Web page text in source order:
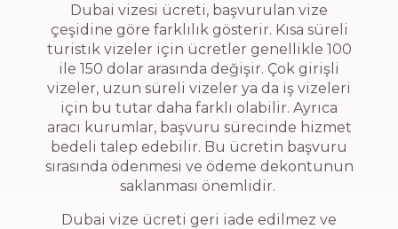
Dubai vizesi ücreti, başvurulan vize
çeşidine göre farklılık gösterir. Kısa süreli
turistik vizeler için ücretler genellikle 100
ile 150 dolar arasında değişir. Çok girişli
vizeler, uzun süreli vizeler ya da iş vizeleri
için bu tutar daha farklı olabilir. Ayrıca
aracı kurumlar, başvuru sürecinde hizmet
bedeli talep edebilir. Bu ücretin başvuru
sırasında ödenmesi ve ödeme dekontunun
saklanması önemlidir.
Dubai vize ücreti geri iade edilmez ve